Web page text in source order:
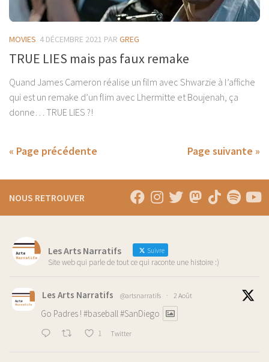
MOVIES 4 DÉCEMBRE 2021 PAR GREG
TRUE LIES mais pas faux remake
Quand James Cameron réalise un film avec Shwarzie à l’affiche
qui est un remake d’un flim avec Lhermitte et Boujenah, ça
donne… TRUE LIES ?!
« Page précédente Page suivante »
NOUS RETROUVER
Les Arts Narratifs Suivre
Site web qui parle de tout ce qui raconte une histoire :)
Les Arts Narratifs @artsnarratifs · 2 Août
Go Padres ! #baseball#SanDiego
1 Twitter